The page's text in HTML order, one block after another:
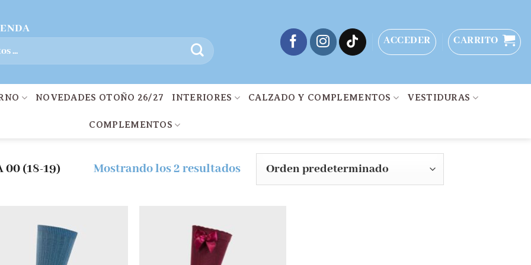
ACCEDER CARRITO
NOVEDADES OTOÑO 26/27 INTERIORES CALZADO Y COMPLEMENTOS VESTIDURAS
COMPLEMENTOS
00 (18-19) Mostrando los 2 resultados